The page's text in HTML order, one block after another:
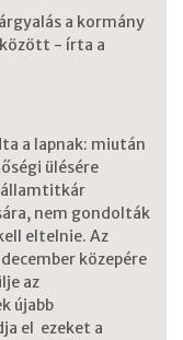
a kormány
között - írta a
a lapnak: miután
ülésére
államtitkár
nem gondolták
eltelnie. Az
közepére
az
újabb
el ezeket a